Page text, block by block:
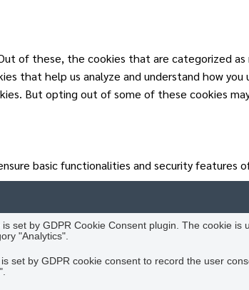
of these, the cookies that are categorized as
that help us analyze and understand how
But opting out of some of these cookies
basic functionalities and security features
is set by GDPR Cookie Consent plugin. The cookie
"Analytics".
set by GDPR cookie consent to record the user